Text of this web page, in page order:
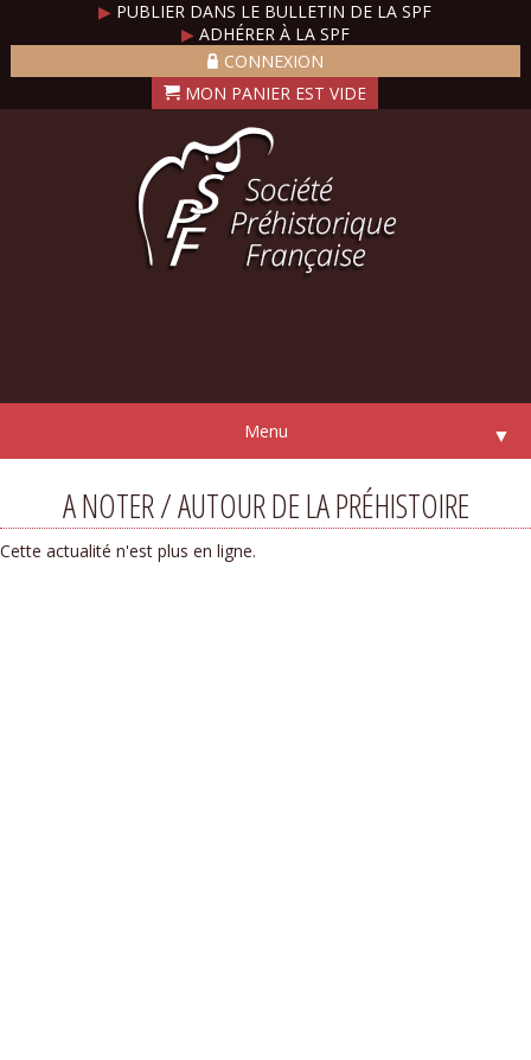
▶ PUBLIER DANS LE BULLETIN DE LA SPF
▶ADHÉRER À LA SPF
CONNEXION
Menu ▼
A NOTER / AUTOUR DE LA PRÉHISTOIRE
Cette actualité n'est plus en ligne.